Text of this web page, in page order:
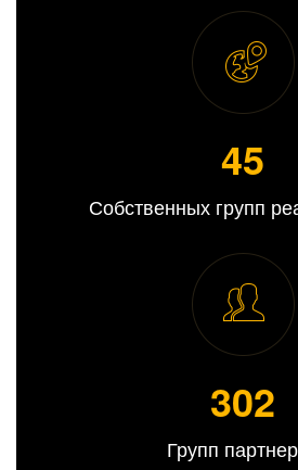
45
Собственных групп
309
Групп